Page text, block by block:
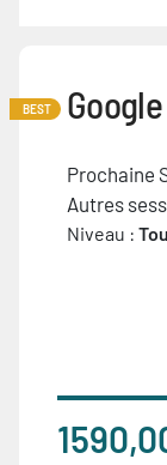
BEST
Prochaine
Autres
Niveau :